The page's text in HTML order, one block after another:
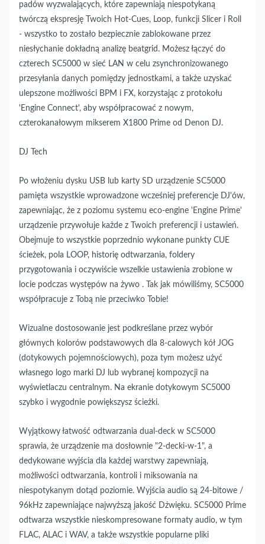
padów wyzwalających, które zapewniają niespotykaną
twórczą ekspresję Twoich Hot-Cues, Loop, funkcji Slicer i Roll
- wszystko to zostało bezpiecznie zablokowane przez
niesłychanie dokładną analizę beatgrid. Możesz łączyć do
czterech SC5000 w sieć LAN w celu zsynchronizowanego
przesyłania danych pomiędzy jednostkami, a także uzyskać
ulepszone możliwości BPM i FX, korzystając z protokołu
'Engine Connect', aby współpracować z nowym,
czterokanałowym mikserem X1800 Prime od Denon DJ.
DJ Tech
Po włożeniu dysku USB lub karty SD urządzenie SC5000
pamięta wszystkie wprowadzone wcześniej preferencje DJ'ów,
zapewniając, że z poziomu systemu eco-engine 'Engine Prime'
urządzenie przywołuje każde z Twoich preferencji i ustawień.
Obejmuje to wszystkie poprzednio wykonane punkty CUE
ścieżek, pola LOOP, historię odtwarzania, foldery
przygotowania i oczywiście wszelkie ustawienia zrobione w
locie podczas występów na żywo . Tak jak mówiliśmy, SC5000
współpracuje z Tobą nie przeciwko Tobie!
Wizualne dostosowanie jest podkreślane przez wybór
głównych kolorów podstawowych dla 8-calowych kół JOG
(dotykowych pojemnościowych), poza tym możesz użyć
własnego logo marki DJ lub wybranej kompozycji na
wyświetlaczu centralnym. Na ekranie dotykowym SC5000
szybko i wygodnie powiększysz ścieżki.
Wyjątkowy łatwość odtwarzania dual-deck w SC5000
sprawia, że ​​urządzenie ma dosłownie "2-decki-w-1", a
dedykowane wyjścia dla każdej warstwy zapewniają,
możliwości odtwarzania, kontroli i miksowania na
niespotykanym dotąd poziomie. Wyjścia audio są 24-bitowe /
96kHz zapewniające najwyższą jakość Dźwięku. SC5000 Prime
odtwarza wszystkie nieskompresowane formaty audio, w tym
FLAC, ALAC i WAV, a także wszystkie popularne pliki